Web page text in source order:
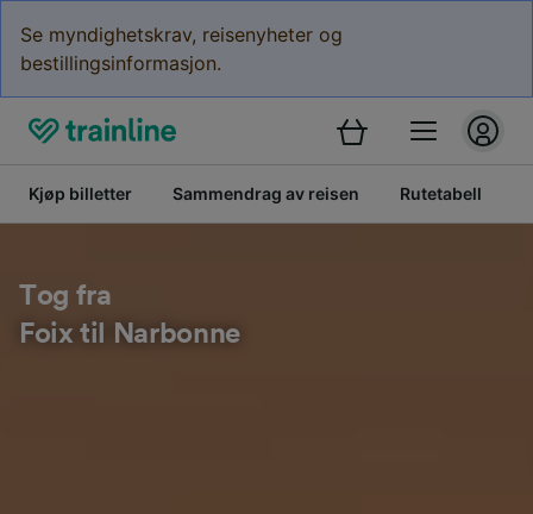
Se myndighetskrav, reisenyheter og
bestillingsinformasjon.
Kjøp billetter Sammendrag av reisen Rutetabell
Tog fra
Foix til Narbonne